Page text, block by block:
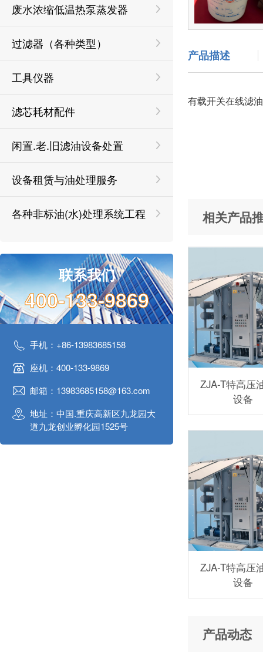
废水浓缩低温热泵蒸发器
过滤器（各种类型）
工具仪器
滤芯耗材配件
闲置.老.旧滤油设备处置
设备租赁与油处理服务
各种非标油(水)处理系统工程
联系我们
400-133-9869
手机：+86-13983685158
座机：400-133-9869
邮箱：13983685158@163.com
地址：中国.重庆高新区九龙园大
道九龙创业孵化园1525号
产品描述
有载开关在线滤
相关产品
ZJA-T特高压
设备
ZJA-T特高压
设备
产品动态